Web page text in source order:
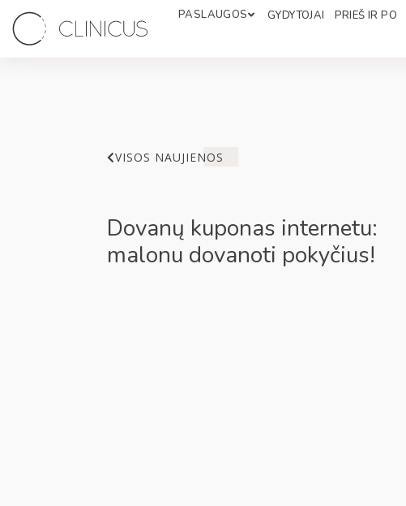
PASLAUGOS GYDYTOJAI PRIEŠ IR PO
VISOS NAUJIENOS
Dovanų kuponas internetu:
malonu dovanoti pokyčius!